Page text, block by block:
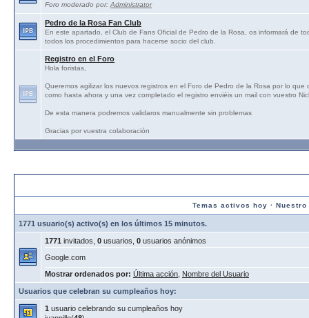
Foro moderado por: Administrator
Pedro de la Rosa Fan Club
En este apartado, el Club de Fans Oficial de Pedro de la Rosa, os informará de
todos los procedimientos para hacerse socio del club.
Registro en el Foro
Hola foristas,
Queremos agilizar los nuevos registros en el Foro de Pedro de la Rosa por lo
como hasta ahora y una vez completado el registro enviéis un mail con vuestro
De esta manera podremos validaros manualmente sin problemas
Gracias por vuestra colaboración
Temas activos hoy · Nuestro
1771 usuario(s) activo(s) en los últimos 15 minutos.
1771 invitados, 0 usuarios, 0 usuarios anónimos
Google.com
Mostrar ordenados por: Última acción Nombre del Usuario
Usuarios que celebran su cumpleaños hoy:
1 usuario celebrando su cumpleaños hoy